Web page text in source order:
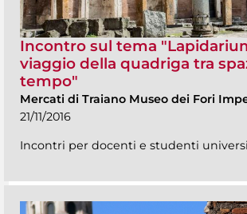
Incontro sul tema
viaggio della quadriga tra
tempo"
Mercati di Traiano Museo dei Fori
21/11/2016
Incontri per docenti e studenti